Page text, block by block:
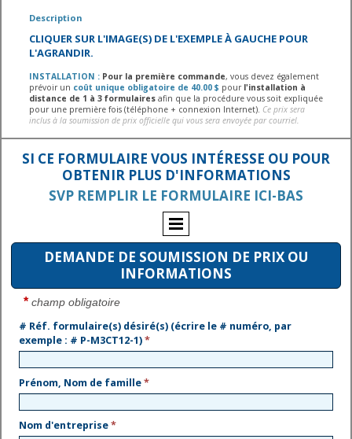
Description
CLIQUER SUR L'IMAGE(S) DE L'EXEMPLE À GAUCHE POUR
L'AGRANDIR.
INSTALLATION : Pour la première commande, vous devez également
prévoir un coût unique obligatoire de 40.00 $ pour l'installation à
distance de 1 à 3 formulaires afin que la procédure vous soit expliquée
pour une première fois (téléphone + connexion Internet). Ce prix sera
inclus à la soumission de prix officielle qui vous sera envoyée par courriel.
SI CE FORMULAIRE VOUS INTÉRESSE OU POUR
OBTENIR PLUS D'INFORMATIONS
SVP REMPLIR LE FORMULAIRE ICI-BAS
DEMANDE DE SOUMISSION DE PRIX OU
INFORMATIONS
* champ obligatoire
# Réf. formulaire(s) désiré(s) (écrire le # numéro, par
exemple : # P-M3CT12-1)*
Prénom, Nom de famille*
Nom d'entreprise*